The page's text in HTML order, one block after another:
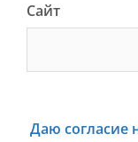
Сайт
Даю согласие